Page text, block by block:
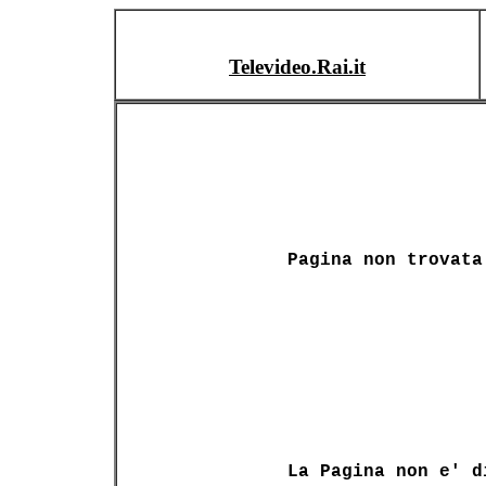
Televideo.Rai.it
Pagina non trovata
La Pagina non e'